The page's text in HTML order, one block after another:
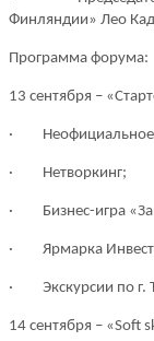
Финляндии» Лео
Программа форума:
13 сентября –
· Неофициальное
· Нетворкинг;
· Бизнес-игра
· Ярмарка
· Экскурсии по г.
14 сентября – «Soft